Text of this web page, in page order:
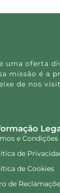
oferta
é a
de nos
e Condições
de
de Cookies
de